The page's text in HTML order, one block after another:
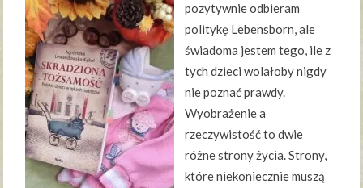
pozytywnie odbieram
politykę Lebensborn, ale
świadoma jestem tego, ile z
tych dzieci wolałoby nigdy
nie poznać prawdy.
Wyobrażenie a
rzeczywistość to dwie
różne strony życia. Strony,
które niekoniecznie muszą